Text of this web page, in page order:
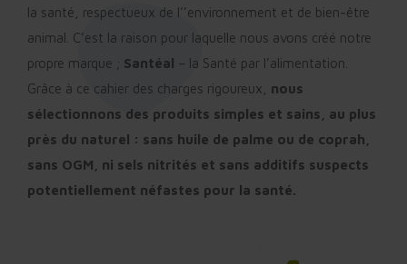
la santé, respectueux de l’’environnement et de bien-être
animal. C’est la raison pour laquelle nous avons créé notre
propre marque ; Santéal – la Santé par l’alimentation.
Grâce à ce cahier des charges rigoureux, nous
sélectionnons des produits simples et sains, au plus
près du naturel : sans huile de palme ou de coprah,
sans OGM, ni sels nitrités et sans additifs suspects
potentiellement néfastes pour la santé.